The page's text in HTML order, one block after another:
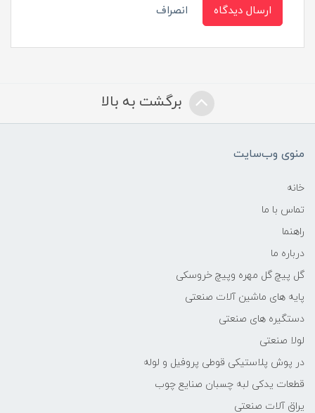
ارسال دیدگاه انصراف
برگشت به بالا
منوی وب‌سایت
خانه
تماس با ما
راهنما
درباره ما
گل پیچ گل مهره وپیچ خروسکی
پایه های ماشین آلات صنعتی
دستگیره های صنعتی
لولا صنعتی
در پوش پلاستیکی قوطی پروفیل و لوله
قطعات یدکی لبه چسبان صنایع چوب
یراق آلات صنعتی